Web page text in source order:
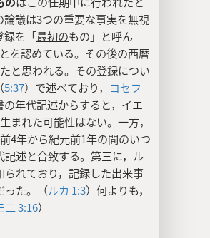
議は3つの重要な事実を無視
録を「最初のもの」と呼ん
を認めている。その後の西暦
と思われる。その登録につい
5:37）で述べており， ヨセフ
年代記述からすると，イエ
まれた可能性はない。一方，
4年から紀元前1年の間のいつ
述と合致する。第三に，ル
れており，記録した出来事
った。（ルカ 1:3）何よりも，
二 3:16）